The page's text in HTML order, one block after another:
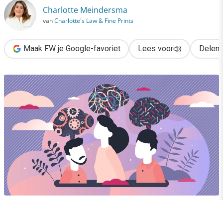
Charlotte Meindersma
vanCharlotte's Law & Fine Prints
Maak FW je Google-favoriet Lees voor Delen